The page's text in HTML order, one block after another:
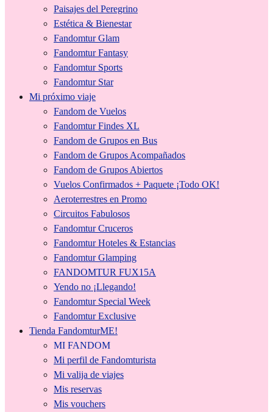
Paisajes del Peregrino
Estética & Bienestar
Fandomtur Glam
Fandomtur Fantasy
Fandomtur Sports
Fandomtur Star
Mi próximo viaje
Fandom de Vuelos
Fandomtur Findes XL
Fandom de Grupos en Bus
Fandom de Grupos Acompañados
Fandom de Grupos Abiertos
Vuelos Confirmados + Paquete ¡Todo OK!
Aeroterrestres en Promo
Circuitos Fabulosos
Fandomtur Cruceros
Fandomtur Hoteles & Estancias
Fandomtur Glamping
FANDOMTUR FUX15A
Yendo no ¡Llegando!
Fandomtur Special Week
Fandomtur Exclusive
Tienda FandomturME!
MI FANDOM
Mi perfil de Fandomturista
Mi valija de viajes
Mis reservas
Mis vouchers